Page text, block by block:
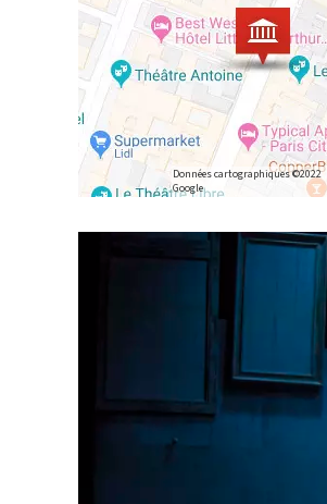
Données cartographiques ©2022
Google